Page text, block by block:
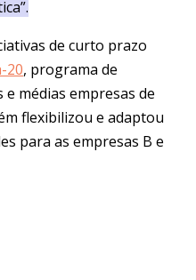
de curto prazo
20, programa de
médias empresas de
flexibilizou e adaptou
para as empresas B e